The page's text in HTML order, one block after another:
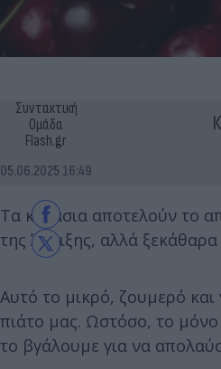
Συντακτική
Ομάδα
Flash.gr
05.06.2025 16:49
Τα κεράσια αποτελούν το
της Άνοιξης, αλλά
Αυτό το μικρό, ζουμερό και
πιάτο μας. Ωστόσο, το μόνο
το βγάλουμε για να